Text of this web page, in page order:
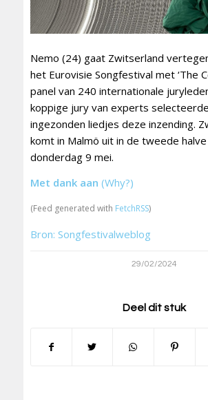
Nemo (24) gaat Zwitserland
het Eurovisie Songfestival met ‘The
panel van 240 internationale
koppige jury van experts
ingezonden liedjes deze inzending.
komt in Malmö uit in de tweede
donderdag 9 mei.
Met dank aan (Why?)
(Feed generated with FetchRSS)
Bron: Songfestivalweblog
29/02/2024
Deel dit stuk